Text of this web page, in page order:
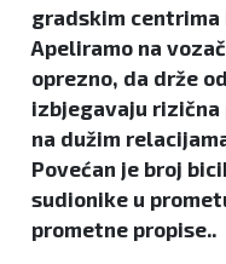
gradskim centrima
Apeliramo na
oprezno, da drže
izbjegavaju
na dužim
Povećan je broj
sudionike u
prometne propise..